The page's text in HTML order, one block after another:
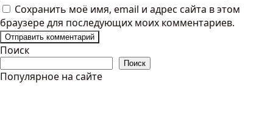
Сохранить моё имя, email и адрес сайта в этом
браузере для последующих моих комментариев.
Поиск
Поиск
Популярное на сайте